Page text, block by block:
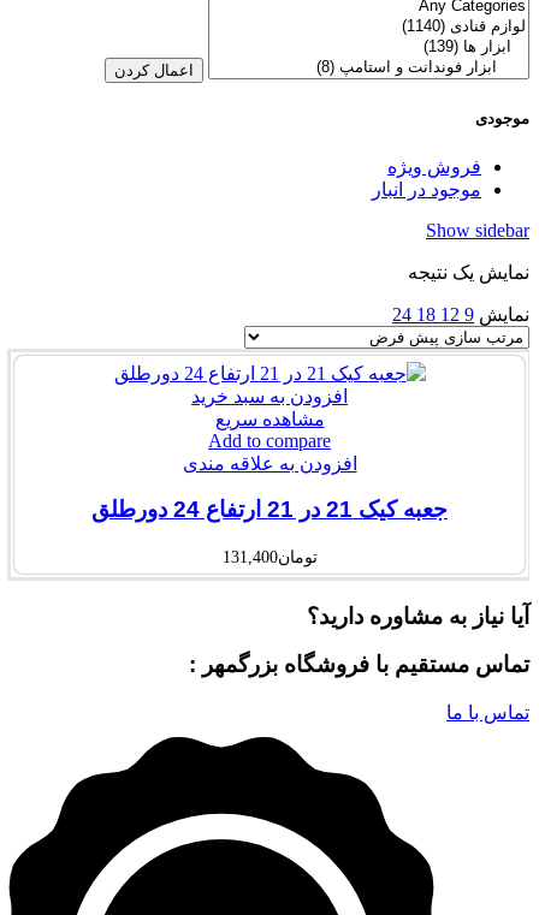
اعمال کردن
موجودی
فروش ویژه
موجود در انبار
Show sidebar
نمایش یک نتیجه
نمایش 9
12
18
24
افزودن به سبد خرید
مشاهده سریع
Add to compare
افزودن به علاقه مندی
جعبه کیک 21 در 21 ارتفاع 24 دورطلق
تومان131,400
آیا نیاز به مشاوره دارید؟
تماس مستقیم با فروشگاه بزرگمهر :
تماس با ما